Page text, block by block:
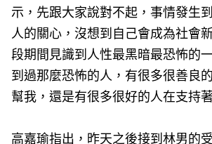
示，先跟大家說對不起，事情發生
人的關心，沒想到自己會成為社會
段期間見識到人性最黑暗最恐怖的
到過那麼恐怖的人，有很多很善良
幫我，還是有很多很好的人在支持著
高嘉瑜指出，昨天之後接到林男的